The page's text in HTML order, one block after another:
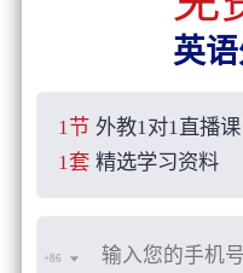
英
1节 外教1对1直播课
1套 精选学习资料
+86